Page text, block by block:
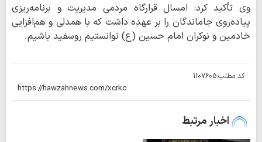
وی تأکید کرد: امسال قرارگاه مردمی مدیریت و برنامه‌ریزی
پیاده‌روی جاماندگان را بر عهده داشت که با همدلی و هم‌افزایی
خادمین و نوکران امام حسین (ع) توانستیم روسفید باشیم.
کد مطلب:1107605
اخبار مرتبط